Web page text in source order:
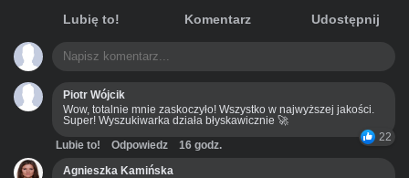
Lubię to! Komentarz Udostępnij
Piotr Wójcik
Wow, totalnie mnie zaskoczyło! Wszystko w najwyższej jakości.
Super! Wyszukiwarka działa błyskawicznie 🚀
22
Lubie to! Odpowiedz
16 godz.
Agnieszka Kamińska